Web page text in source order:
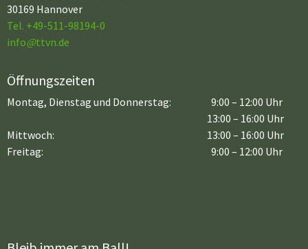
30169 Hannover
Tel. +49-511-98194-0
info@ttvn.de
Öffnungszeiten
Montag, Dienstag und Donnerstag:
9:00 – 12:00 Uhr
13:00 – 16:00 Uhr
Mittwoch:
Freitag:
13:00 – 16:00 Uhr
9:00 – 12:00 Uhr